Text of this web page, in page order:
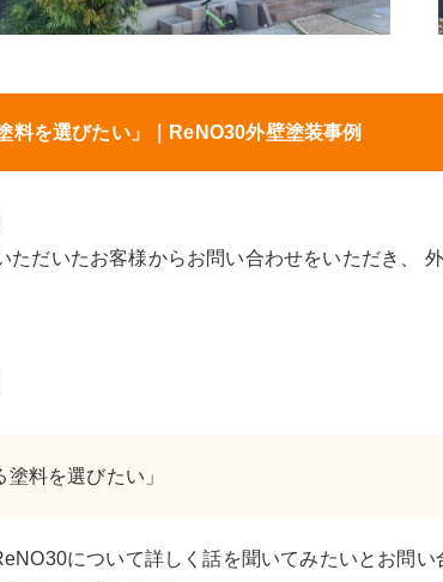
料を選びたい」｜ReNO30外壁塗装事例
だいたお客様からお問い合わせをいただき、
料を選びたい」
について詳しく話を聞いてみたいとお問い